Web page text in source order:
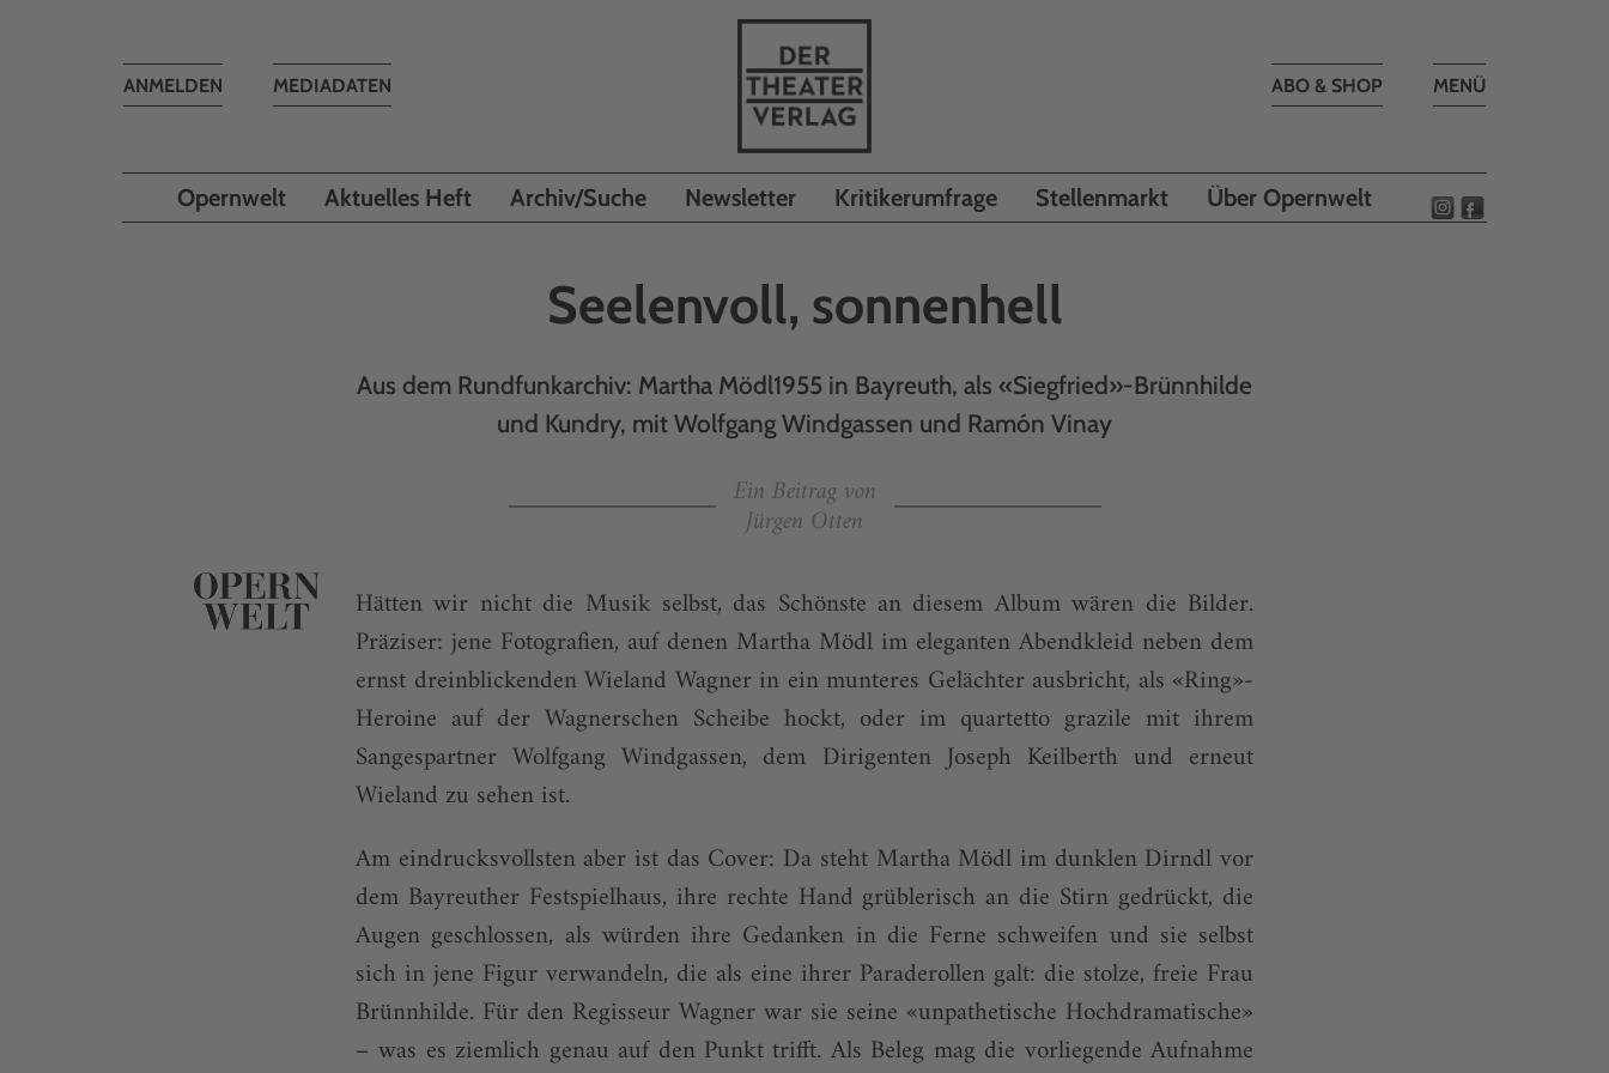
Toggle
MENÜ
ABO & SHOP
MEDIADATEN
Toggle
ANMELDEN
Opernwelt Aktuelles Heft Archiv/Suche Newsletter Kritikerumfrage Stellenmarkt Über Opernwelt
Seelenvoll, sonnenhell
Aus dem Rundfunkarchiv: Martha Mödl1955 in Bayreuth, als «Siegfried»-Brünnhilde
und Kundry, mit Wolfgang Windgassen und Ramón Vinay
Ein Beitrag von
Jürgen Otten
Hätten wir nicht die Musik selbst, das Schönste an diesem Album wären die Bilder.
Präziser: jene Fotografien, auf denen Martha Mödl im eleganten Abendkleid neben dem
ernst dreinblickenden Wieland Wagner in ein munteres Gelächter ausbricht, als «Ring»-
Heroine auf der Wagnerschen Scheibe hockt, oder im quartetto grazile mit ihrem
Sangespartner Wolfgang Windgassen, dem Dirigenten Joseph Keilberth und erneut
Wieland zu sehen ist.
Am eindrucksvollsten aber ist das Cover: Da steht Martha Mödl im dunklen Dirndl vor
dem Bayreuther Festspielhaus, ihre rechte Hand grüblerisch an die Stirn gedrückt, die
Augen geschlossen, als würden ihre Gedanken in die Ferne schweifen und sie selbst
sich in jene Figur verwandeln, die als eine ihrer Paraderollen galt: die stolze, freie Frau
Brünnhilde. Für den Regisseur Wagner war sie seine «unpathetische Hochdramatische»
– was es ziemlich genau auf den Punkt trifft. Als Beleg mag die vorliegende Aufnahme